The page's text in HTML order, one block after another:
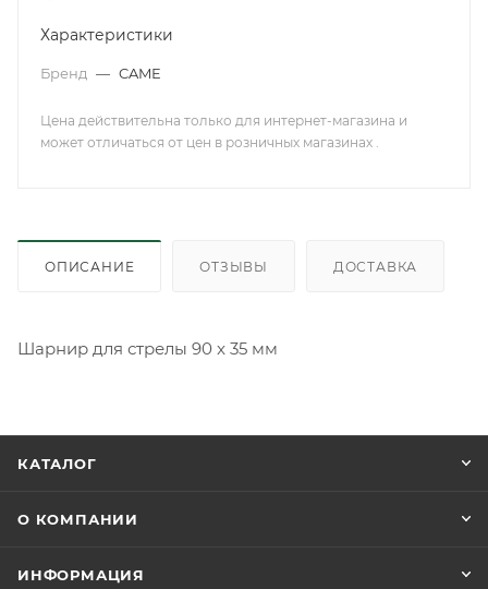
Характеристики
Бренд — CAME
Цена действительна только для интернет-магазина и
может отличаться от цен в розничных магазинах .
ОПИСАНИЕ ОТЗЫВЫ ДОСТАВКА
Шарнир для стрелы 90 x 35 мм
КАТАЛОГ
О КОМПАНИИ
ИНФОРМАЦИЯ